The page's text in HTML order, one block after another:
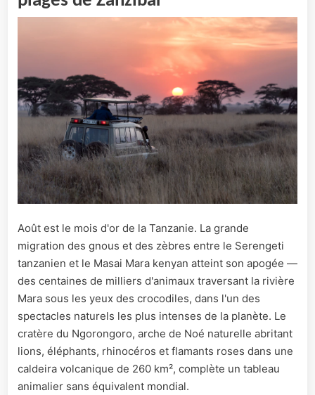
Août est le mois d'or de la Tanzanie. La grande
migration des gnous et des zèbres entre le Serengeti
tanzanien et le Masai Mara kenyan atteint son apogée —
des centaines de milliers d'animaux traversant la rivière
Mara sous les yeux des crocodiles, dans l'un des
spectacles naturels les plus intenses de la planète. Le
cratère du Ngorongoro, arche de Noé naturelle abritant
lions, éléphants, rhinocéros et flamants roses dans une
caldeira volcanique de 260 km², complète un tableau
animalier sans équivalent mondial.